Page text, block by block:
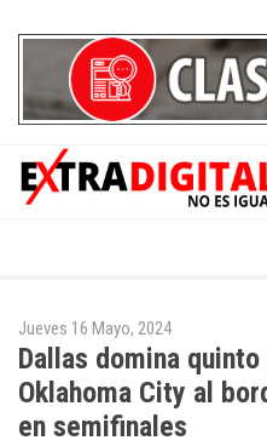
Jueves 16 Mayo, 2024
Dallas domina
Oklahoma City al
en semifinales